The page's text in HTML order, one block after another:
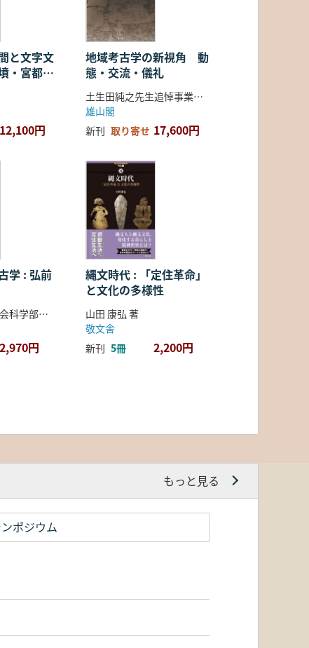
と文字文
・宮都・
12,100円
地域考古学の新視角 動
態・交流・儀礼
土生田純之先生追悼事業会 編
雄山閣
新刊 取り寄せ 17,600円
学 : 弘前
弘前大学人文社会科学部北日本考古学研究センター 編
2,970円
縄文時代 : 「定住革命」
と文化の多様性
山田 康弘 著
敬文舎
新刊 5冊 2,200円
もっと見る
ポジウム